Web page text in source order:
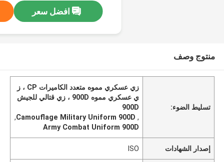
افضل سعر
منتوج وصف
تسليط الضوء:
زي عسكري مموه متعدد الكاميرات CP ، ز
ي عسكري مموه 900D ، زي قتالي للجيش
900D
,
Camouflage Military Uniform 900D
,
Army Combat Uniform 900D
إصدار الشهادات ISO